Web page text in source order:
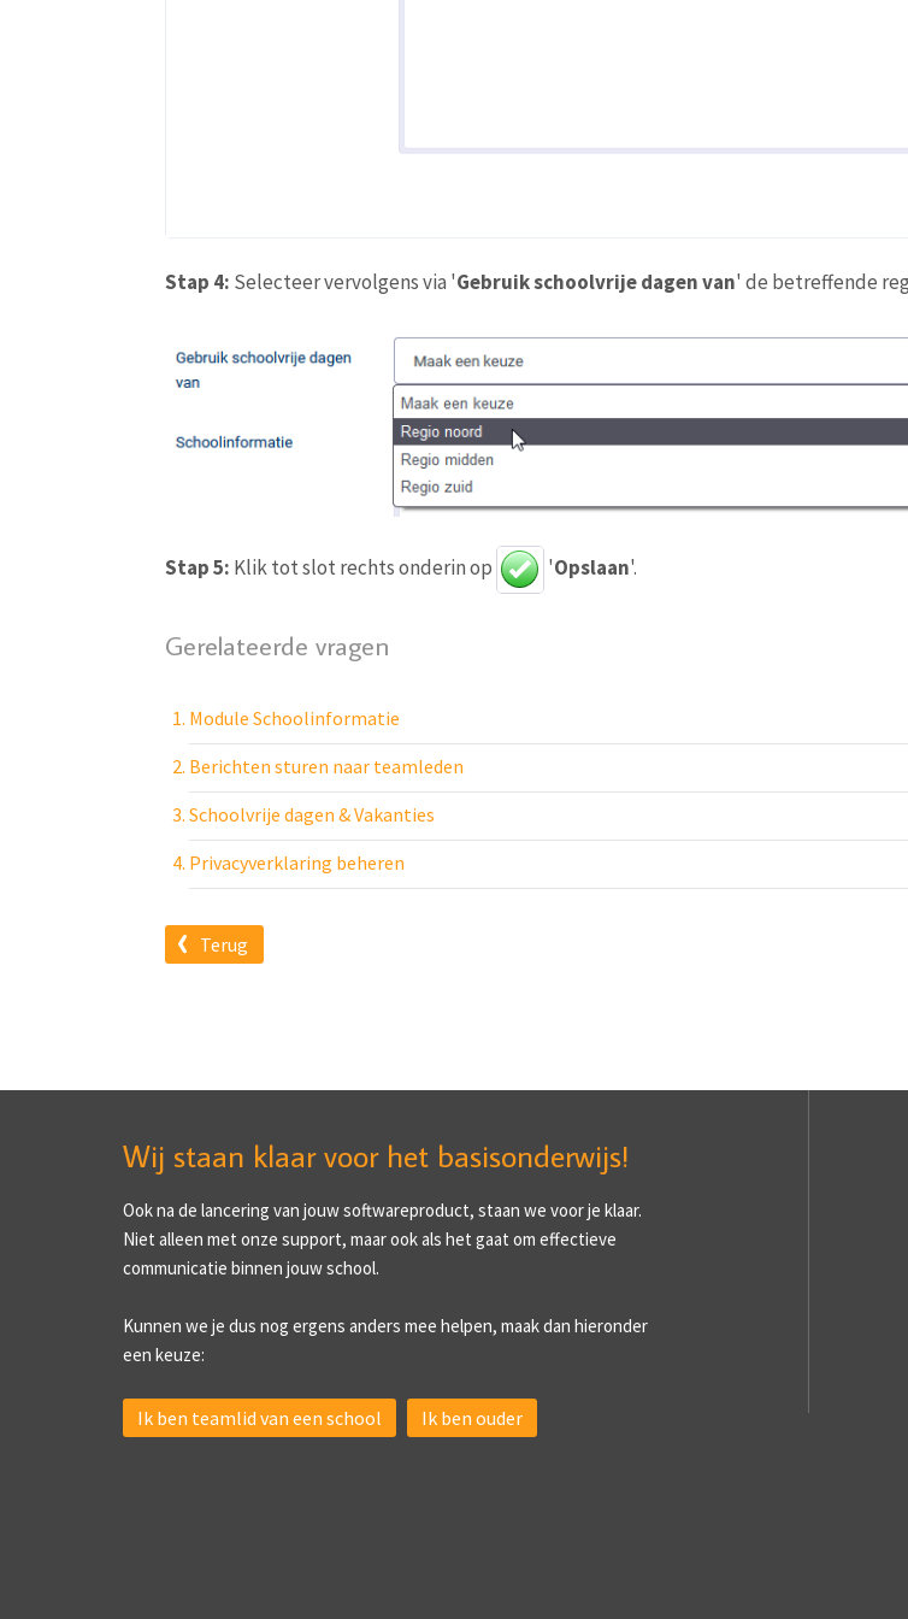
Stap 4: Selecteer vervolgens via 'Gebruik schoolvrije dagen van' de betreffende
Stap 5: Klik tot slot rechts onderin op 'Opslaan'.
Gerelateerde vragen
Module Schoolinformatie
Berichten sturen naar teamleden
Schoolvrije dagen & Vakanties
Privacyverklaring beheren
Terug
Wij staan klaar voor het basisonderwijs!
Ook na de lancering van jouw softwareproduct, staan we voor je klaar.
Niet alleen met onze support, maar ook als het gaat om effectieve
communicatie binnen jouw school.
Kunnen we je dus nog ergens anders mee helpen, maak dan hieronder
een keuze:
Ik ben teamlid van een school Ik ben ouder